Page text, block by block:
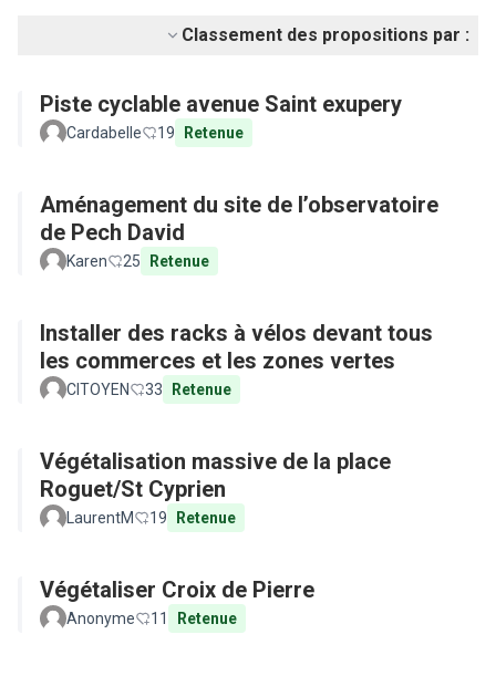
Classement des propositions par :
Piste cyclable avenue Saint exupery
Cardabelle 19 Retenue
Aménagement du site de l’observatoire
de Pech David
Karen 25 Retenue
Installer des racks à vélos devant tous
les commerces et les zones vertes
CITOYEN 33 Retenue
Végétalisation massive de la place
Roguet/St Cyprien
LaurentM 19 Retenue
Végétaliser Croix de Pierre
Anonyme 11 Retenue